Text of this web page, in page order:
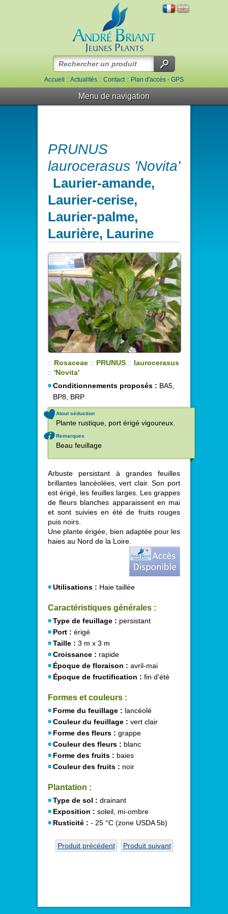
Accueil::Actualités::Contact::Plan d'accès - GPS
Menu de navigation
PRUNUS
laurocerasus 'Novita'
Laurier-amande,
Laurier-cerise,
Laurier-palme,
Laurière, Laurine
:: Rosaceae :: PRUNUS :: laurocerasus
:: 'Novita'
Conditionnements proposés : BA5,
BP8, BRP
Atout séduction
Plante rustique, port érigé vigoureux.
Remarques
Beau feuillage
Arbuste persistant à grandes feuilles
brillantes lancéolées, vert clair. Son port
est érigé, les feuilles larges. Les grappes
de fleurs blanches apparaissent en mai
et sont suivies en été de fruits rouges
puis noirs.
Une plante érigée, bien adaptée pour les
haies au Nord de la Loire.
Utilisations : Haie taillée
Caractéristiques générales :
Type de feuillage : persistant
Port : érigé
Taille : 3 m x 3 m
Croissance : rapide
Époque de floraison : avril-mai
Époque de fructification : fin d'été
Formes et couleurs :
Forme du feuillage : lancéolé
Couleur du feuillage : vert clair
Forme des fleurs : grappe
Couleur des fleurs : blanc
Forme des fruits : baies
Couleur des fruits : noir
Plantation :
Type de sol : drainant
Exposition : soleil, mi-ombre
Rusticité : - 25 °C (zone USDA 5b)
Produit précédent Produit suivant